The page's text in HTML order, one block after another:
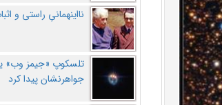
نااینهمانیِ راستی و
تلسکوپ «جیمز وب»
جواهرنشان پیدا کرد